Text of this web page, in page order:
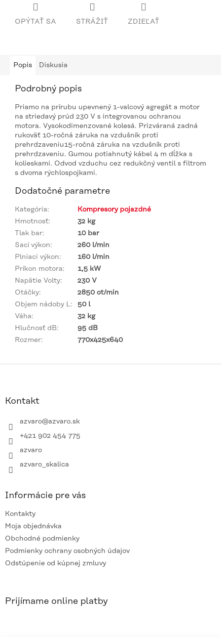
OPÝTAŤ SA STRÁŽIŤ ZDIEĽAŤ
Popis Diskusia
Podrobný popis
Priamo na prírubu upevnený 1-valcový agregát a motor
na striedavý prúd 230 V s integrovanou ochranou
motora. Vysokodimenzované kolesá. Prizváraná zadná
rukoväť 10-ročná záruka na vzdušník proti
prehrdzaveniu15-ročná záruka na vzdušník proti
prehrdzaveniu. Gumou potiahnutý kábel 4 m dĺžka s
kolieskami. Odvod vzduchu cez redukčný ventil s filtrom
s dvoma rýchlospojkami.
Dodatočné parametre
Kategória:
Kompresory pojazdné
Hmotnosť:
32 kg
Tlak bar:
10 bar
Sací výkon:
260 l/min
Plniaci výkon:
160 l/min
Príkon motora:
1,5 kW
Napätie Volty:
230 V
Otáčky:
2850 ot/min
Objem nádoby L:
50 l
Váha:
32 kg
Hlučnosť dB:
95 dB
Rozmer: 770x425x640
Kontakt
azvaro@azvaro.sk
+421 902 454 775
azvaro
azvaro_skalica
Informácie pre vás
Kontakty
Moja objednávka
Obchodné podmienky
Podmienky ochrany osobných údajov
Odstúpenie od kúpnej zmluvy
Prijímame online platby